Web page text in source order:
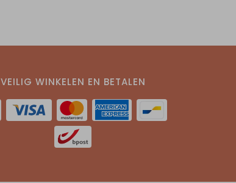
VEILIG WINKELEN EN BETALEN